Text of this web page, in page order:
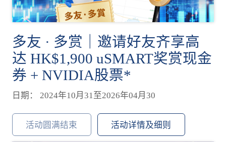
多友 · 多赏｜邀请好友齐享高
达 HK$1,900 uSMART奖赏现金
券 + NVIDIA股票*
日期： 2024年10月31至2026年04月30
活动圆满结束 活动详情及细则